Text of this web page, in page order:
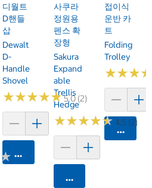
★
★
디월트
D핸들
삽
Dewalt
D-
Handle
Shovel
★★★★★
★★★★★5.0 (2)
카트에 담기
사쿠라
정원용
펜스 확
장형
Sakura
Expand
Able
Trellis
Hedge
★★★★★
★★★★★4.5 (2)
카트에 담기
접이식
운반 카
트
Folding
Trolley
★★★
★★★
카트에